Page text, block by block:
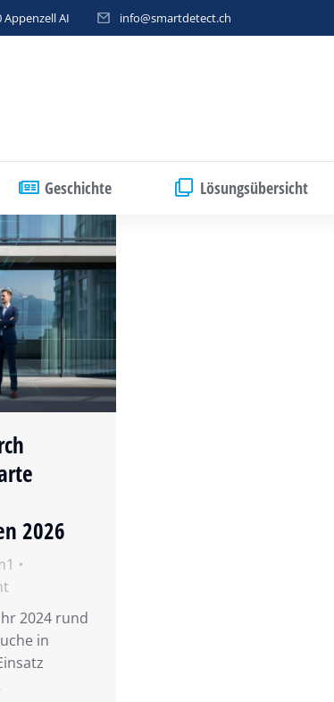
Appenzell AI info@smartdetect.ch
Geschichte Lösungsübersicht
2026
2024 rund
in